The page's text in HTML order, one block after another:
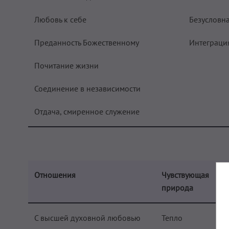
Любовь к себе
Преданность Божественному
Почитание жизни
Соединение в независимости
Отдача, смиренное служение
Отношения
Чувствующая
природа
С высшей духовной любовью Тепло